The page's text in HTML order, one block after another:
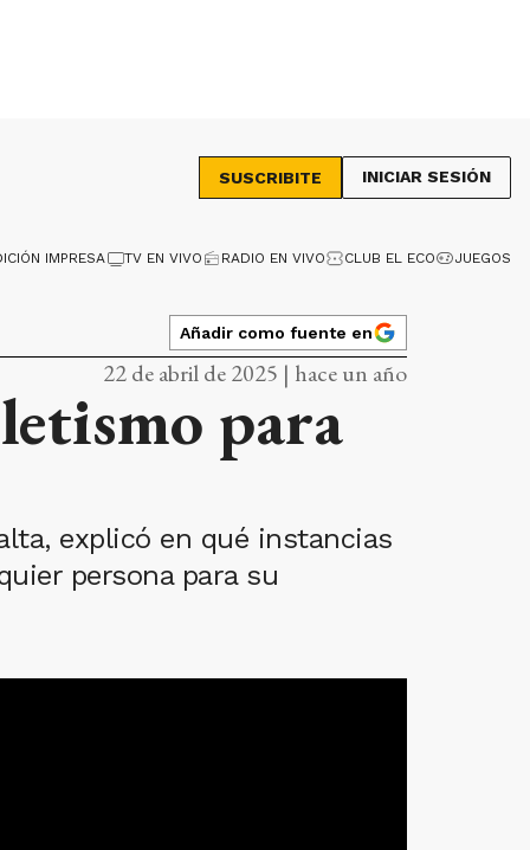
SUSCRIBITE INICIAR SESIÓN
IMPRESA TV EN VIVO RADIO EN VIVO CLUB EL ECO JUEGOS
Añadir como fuente en
22 de abril de 2025 | hace un año
para
explicó en qué instancias
persona para su